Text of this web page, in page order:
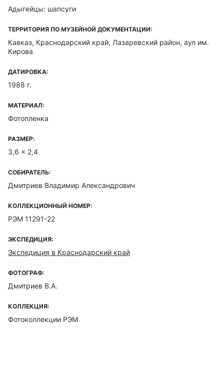
Адыгейцы: шапсуги
ТЕРРИТОРИЯ ПО МУЗЕЙНОЙ ДОКУМЕНТАЦИИ:
Кавказ, Краснодарский край, Лазаревский район, аул им.
Кирова
ДАТИРОВКА:
1988 г.
МАТЕРИАЛ:
Фотопленка
РАЗМЕР:
3,6 x 2,4
СОБИРАТЕЛЬ:
Дмитриев Владимир Александрович
КОЛЛЕКЦИОННЫЙ НОМЕР:
РЭМ 11291-22
ЭКСПЕДИЦИЯ:
Экспедиция в Краснодарский край
ФОТОГРАФ:
Дмитриев В.А.
КОЛЛЕКЦИЯ:
Фотоколлекции РЭМ